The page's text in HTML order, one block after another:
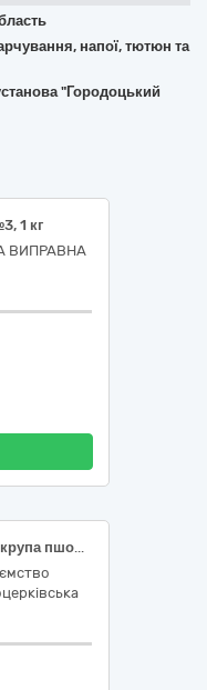
напої, тютюн та
"Городоцький
1 кг
ВИПРАВНА
Крупа гречана; пластівці вівсяні; крупа пшоняна (код ДК 021:2015:15610000-7 Продукція борошномельно-круп'яної промисловості)